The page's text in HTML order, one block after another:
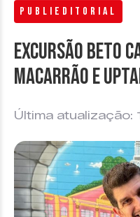
PUBLIEDITORIAL
Excursão Beto
Macarrão e
Última